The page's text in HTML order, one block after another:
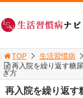
TOP
生活習慣病
再入院を繰り返す糖
ぎ方
再入院を繰り返